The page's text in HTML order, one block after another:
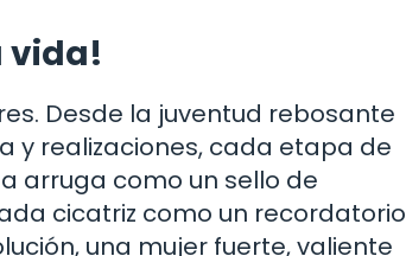
vida!
Desde la juventud rebosante
y realizaciones, cada etapa de
arruga como un sello de
cicatriz como un recordatorio
una mujer fuerte, valiente